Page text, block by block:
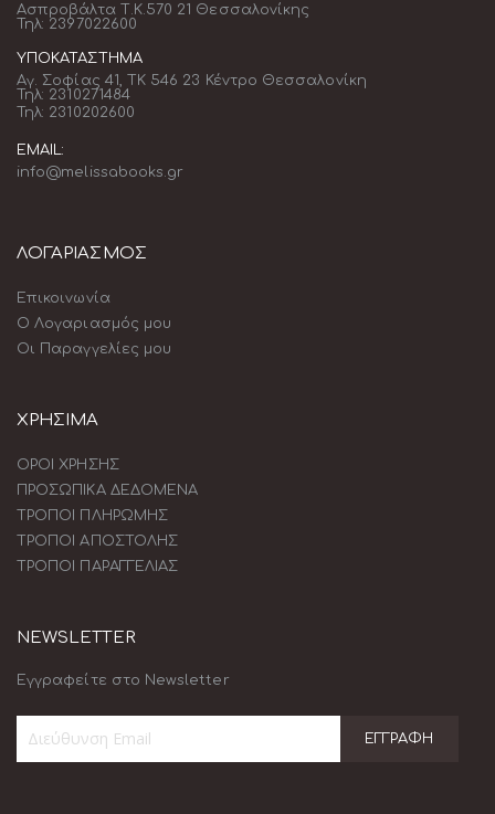
Ασπροβάλτα Τ.Κ.570 21 Θεσσαλονίκης
Τηλ: 2397022600
ΥΠΟΚΑΤΆΣΤΗΜΑ
Αγ. Σοφίας 41, ΤΚ 546 23 Κέντρο Θεσσαλονίκη
Τηλ: 2310271484
Τηλ: 2310202600
EMAIL:
info@melissabooks.gr
ΛΟΓΑΡΙΑΣΜΟΣ
Επικοινωνία
Ο Λογαριασμός μου
Οι Παραγγελίες μου
ΧΡΗΣΙΜΑ
ΟΡΟΙ ΧΡΗΣΗΣ
ΠΡΟΣΩΠΙΚΑ ΔΕΔΟΜΕΝΑ
ΤΡΟΠΟΙ ΠΛΗΡΩΜΗΣ
ΤΡΟΠΟΙ ΑΠΟΣΤΟΛΗΣ
ΤΡΟΠΟΙ ΠΑΡΑΓΓΕΛΙΑΣ
NEWSLETTER
Εγγραφείτε στο Newsletter
ΕΓΓΡΑΦΉ